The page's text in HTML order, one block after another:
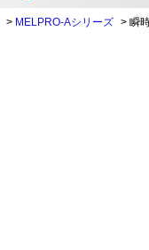
> MELPRO-Aシリーズ > 瞬